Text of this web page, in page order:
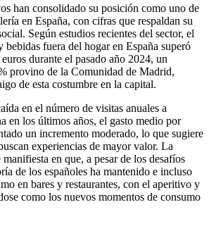
han consolidado su posición como uno de
en España, con cifras que respaldan su
Según estudios recientes del sector, el
bebidas fuera del hogar en España superó
durante el pasado año 2024, un
provino de la Comunidad de Madrid,
de esta costumbre en la capital.
en el número de visitas anuales a
en los últimos años, el gasto medio por
un incremento moderado, lo que sugiere
experiencias de mayor valor. La
en que, a pesar de los desafíos
de los españoles ha mantenido e incluso
en bares y restaurantes, con el aperitivo y
como los nuevos momentos de consumo